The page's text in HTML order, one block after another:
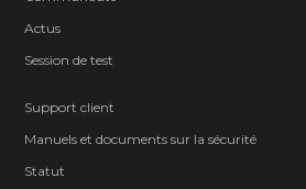
Actus
Session de test
Support client
Manuels et documents sur la sécurité
Statut